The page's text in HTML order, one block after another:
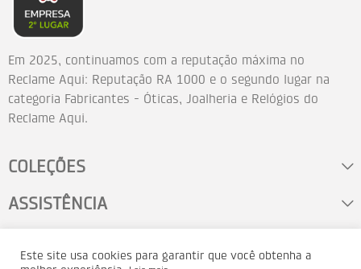
Em 2025, continuamos com a reputação máxima no
Reclame Aqui: Reputação RA 1000 e o segundo lugar na
categoria Fabricantes - Óticas, Joalheria e Relógios do
Reclame Aqui.
COLEÇÕES
ASSISTÊNCIA
Este site usa cookies para garantir que você obtenha a